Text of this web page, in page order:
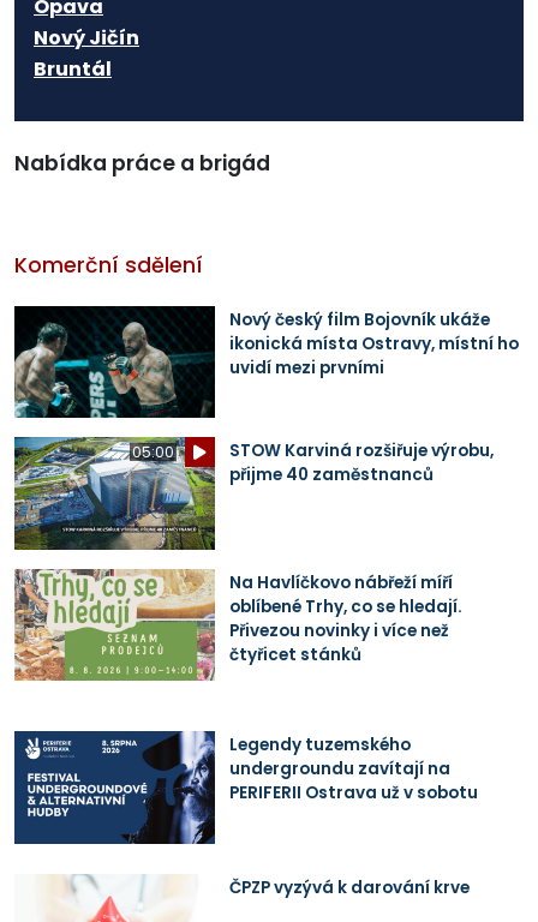
Opava
Nový Jičín
Bruntál
Nabídka práce a brigád
Komerční sdělení
Nový český film Bojovník ukáže
ikonická místa Ostravy, místní ho
uvidí mezi prvními
05:00
STOW Karviná rozšiřuje výrobu,
přijme 40 zaměstnanců
Na Havlíčkovo nábřeží míří
oblíbené Trhy, co se hledají.
Přivezou novinky i více než
čtyřicet stánků
Legendy tuzemského
undergroundu zavítají na
PERIFERII Ostrava už v sobotu
ČPZP vyzývá k darování krve